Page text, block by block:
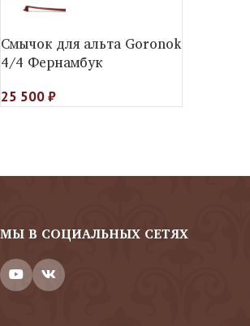
Смычок для альта Goronok
4/4 Фернамбук
25 500₽
МЫ В СОЦИАЛЬНЫХ СЕТЯХ